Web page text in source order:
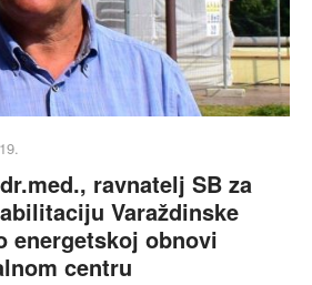
ravnatelj SB za
Varaždinske
energetskoj obnovi
centru